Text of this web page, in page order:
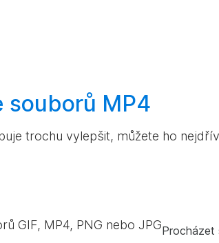
souborů MP4
trochu vylepšit, můžete ho
GIF, MP4, PNG nebo JPGProcházet